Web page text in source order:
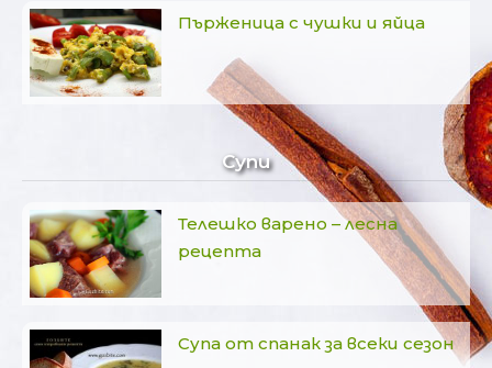
Пърженица с чушки и яйца
Супи
Телешко варено – лесна
рецепта
Супа от спанак за всеки сезон